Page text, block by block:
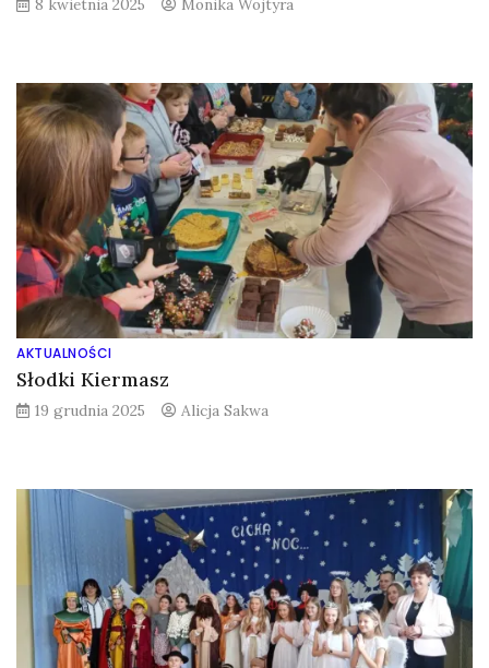
8 kwietnia 2025 Monika Wojtyra
AKTUALNOŚCI
Słodki Kiermasz
19 grudnia 2025 Alicja Sakwa